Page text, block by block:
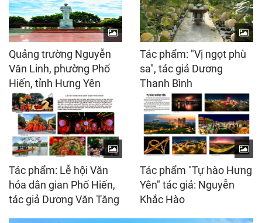
Quảng trường Nguyễn
Văn Linh, phường Phố
Hiến, tỉnh Hưng Yên
Tác phẩm: "Vị ngọt phù
sa", tác giả Dương
Thanh Bình
Tác phẩm: Lễ hội Văn
hóa dân gian Phố Hiến,
tác giả Dương Văn Tăng
Tác phẩm "Tự hào Hưng
Yên" tác giả: Nguyễn
Khắc Hào